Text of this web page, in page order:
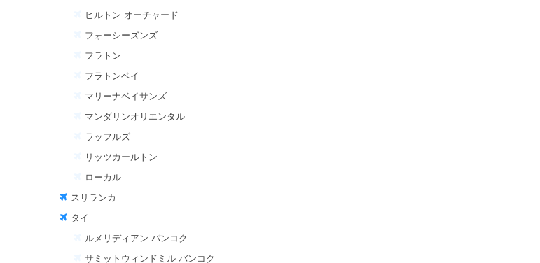
ヒルトン オーチャード
フォーシーズンズ
フラトン
フラトンベイ
マリーナベイサンズ
マンダリンオリエンタル
ラッフルズ
リッツカールトン
ローカル
スリランカ
タイ
ルメリディアン バンコク
サミットウィンドミル バンコク